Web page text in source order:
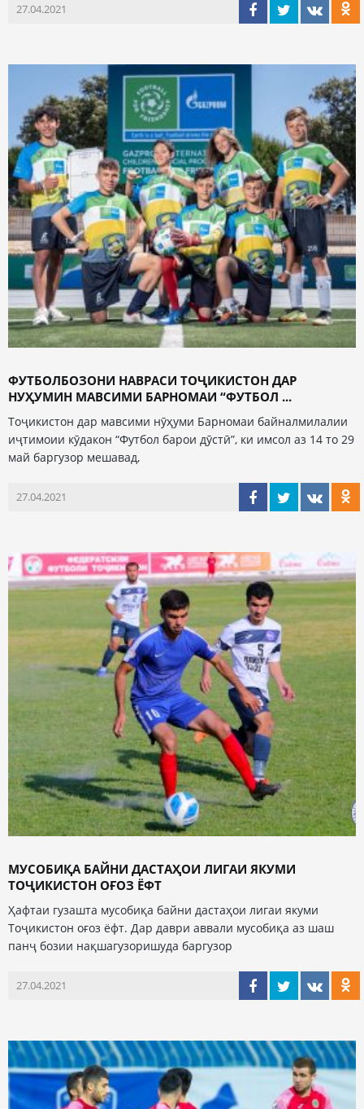
27.04.2021
ФУТБОЛБОЗОНИ НАВРАСИ ТОҶИКИСТОН ДАР
НУҲУМИН МАВСИМИ БАРНОМАИ “ФУТБОЛ ...
Тоҷикистон дар мавсими нӯҳуми Барномаи байналмилалии
иҷтимоии кӯдакон “Футбол барои дӯстӣ”, ки имсол аз 14 то 29
май баргузор мешавад,
27.04.2021
МУСОБИҚА БАЙНИ ДАСТАҲОИ ЛИГАИ ЯКУМИ
ТОҶИКИСТОН ОҒОЗ ЁФТ
Ҳафтаи гузашта мусобиқа байни дастаҳои лигаи якуми
Тоҷикистон оғоз ёфт. Дар даври аввали мусобиқа аз шаш
панҷ бозии нақшагузоришуда баргузор
27.04.2021